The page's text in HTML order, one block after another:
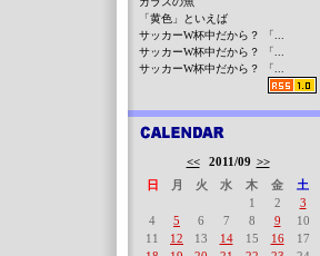
「黄色」といえば
サッカーW杯中だから？ 「...
サッカーW杯中だから？ 「...
サッカーW杯中だから？ 「...
<< 2011/09 >>
日
月 火 水 木 金
土
1
2
3
4
5 6 7 8 9
10
11
12 13 14 15 16
17